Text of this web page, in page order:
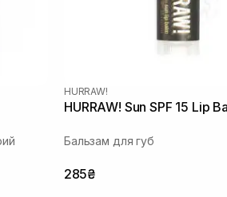
HURRAW!
HURRAW! Sun SPF 15 Lip
Бальзам для губ
285₴